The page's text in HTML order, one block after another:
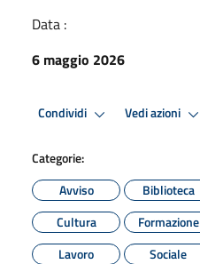
Data :
6 maggio 2026
Condividi Vedi azioni
Categorie:
Avviso
Biblioteca
Cultura
Formazione
Lavoro
Sociale